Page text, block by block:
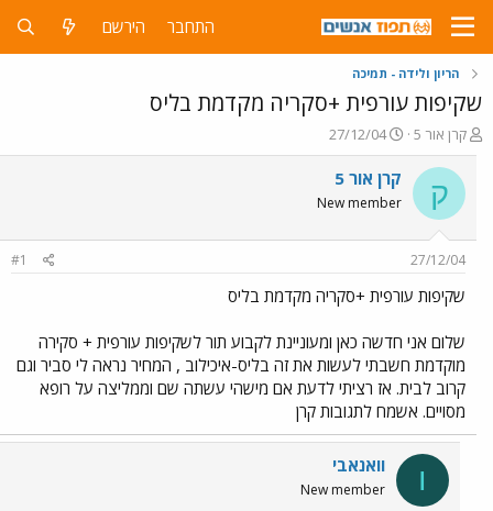
התחבר הירשם
הריון ולידה - תמיכה
שקיפות עורפית +סקריה מקדמת בליס
פ
ו
ת
ח
ה
ש
א
קרן אור 5
פ
ו
ר
ס
ם
ר
27/12/04
ק קרן אור 5
New member
27/12/04
#1
שקיפות עורפית +סקריה מקדמת בליס
שלום אני חדשה כאן ומעוניינת לקבוע תור לשקיפות עורפית + סקירה
מוקדמת חשבתי לעשות את זה בליס-איכילוב , המחיר נראה לי סביר וגם
קרוב לבית. אז רציתי לדעת אם מישהי עשתה שם וממליצה על רופא
מסויים. אשמח לתגובות קרן
ו וואנאבי
New member